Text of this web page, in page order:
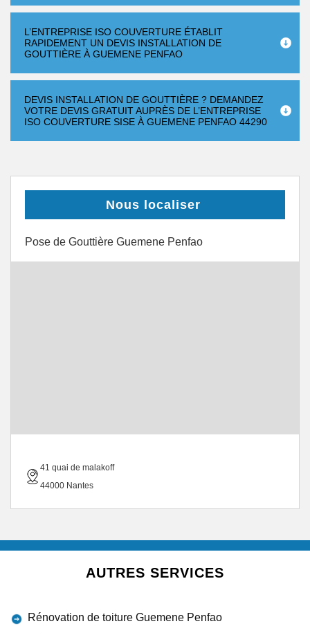
L’ENTREPRISE ISO COUVERTURE ÉTABLIT
RAPIDEMENT UN DEVIS INSTALLATION DE
GOUTTIÈRE À GUEMENE PENFAO
DEVIS INSTALLATION DE GOUTTIÈRE ? DEMANDEZ
VOTRE DEVIS GRATUIT AUPRÈS DE L’ENTREPRISE
ISO COUVERTURE SISE À GUEMENE PENFAO 44290
Nous localiser
Pose de Gouttière Guemene Penfao
41 quai de malakoff
44000 Nantes
AUTRES SERVICES
Rénovation de toiture Guemene Penfao